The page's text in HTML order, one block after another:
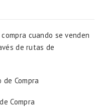
cuando se venden
de rutas de
de Compra
Compra